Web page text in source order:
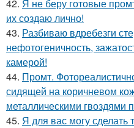
42. Я не беру готовые
их создаю лично!
43. Разбиваю вдребезги
нефотогеничность,
камерой!
44. Промт.
сидящей на коричневом
металлическими гвоздями
45. Я для вас могу